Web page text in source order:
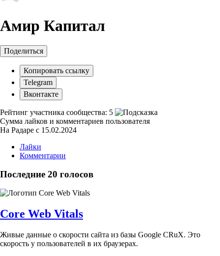
Амир Капитал
Поделиться
Копировать ссылку
Telegram
Вконтакте
Рейтинг участника сообщества: 5
Сумма лайков и комментариев пользователя
На Радаре с 15.02.2024
Лайки
Комментарии
Последние 20 голосов
Core Web Vitals
Живые данные о скорости сайта из базы Google CRuX. Это
скорость у пользователей в их браузерах.